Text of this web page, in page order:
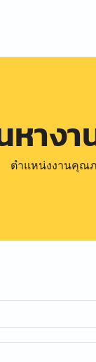
หางา
ตำแหน่งงานคุณ